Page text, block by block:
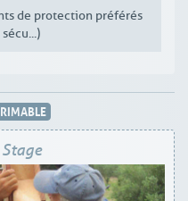
de protection préférés